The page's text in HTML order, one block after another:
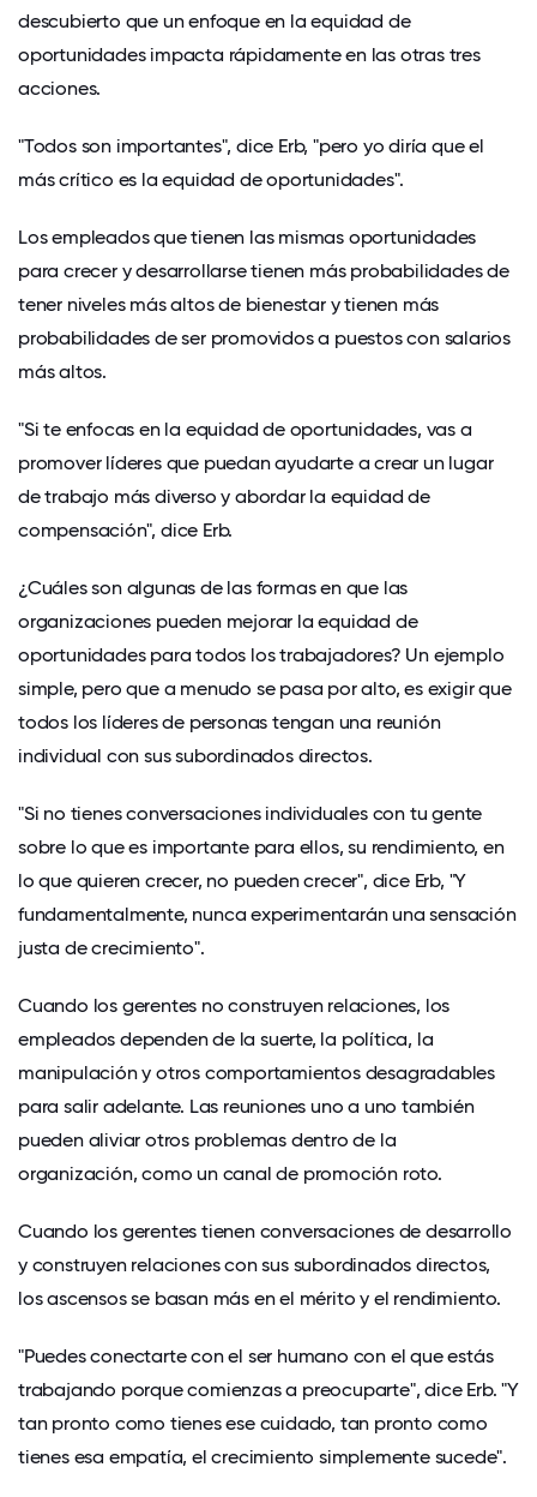
descubierto que un enfoque en la equidad de
oportunidades impacta rápidamente en las otras tres
acciones.
"Todos son importantes", dice Erb, "pero yo diría que el
más crítico es la equidad de oportunidades".
Los empleados que tienen las mismas oportunidades
para crecer y desarrollarse tienen más probabilidades de
tener niveles más altos de bienestar y tienen más
probabilidades de ser promovidos a puestos con salarios
más altos.
"Si te enfocas en la equidad de oportunidades, vas a
promover líderes que puedan ayudarte a crear un lugar
de trabajo más diverso y abordar la equidad de
compensación", dice Erb.
¿Cuáles son algunas de las formas en que las
organizaciones pueden mejorar la equidad de
oportunidades para todos los trabajadores? Un ejemplo
simple, pero que a menudo se pasa por alto, es exigir que
todos los líderes de personas tengan una reunión
individual con sus subordinados directos.
"Si no tienes conversaciones individuales con tu gente
sobre lo que es importante para ellos, su rendimiento, en
lo que quieren crecer, no pueden crecer", dice Erb, "Y
fundamentalmente, nunca experimentarán una sensación
justa de crecimiento".
Cuando los gerentes no construyen relaciones, los
empleados dependen de la suerte, la política, la
manipulación y otros comportamientos desagradables
para salir adelante. Las reuniones uno a uno también
pueden aliviar otros problemas dentro de la
organización, como un canal de promoción roto.
Cuando los gerentes tienen conversaciones de desarrollo
y construyen relaciones con sus subordinados directos,
los ascensos se basan más en el mérito y el rendimiento.
"Puedes conectarte con el ser humano con el que estás
trabajando porque comienzas a preocuparte", dice Erb. "Y
tan pronto como tienes ese cuidado, tan pronto como
tienes esa empatía, el crecimiento simplemente sucede".